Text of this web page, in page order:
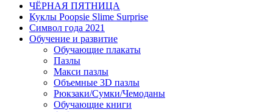
ЧЁРНАЯ ПЯТНИЦА
Куклы Poopsie Slime Surprise
Символ года 2021
Обучение и развитие
Обучающие плакаты
Пазлы
Макси пазлы
Объемные 3D пазлы
Рюкзаки/Сумки/Чемоданы
Обучающие книги